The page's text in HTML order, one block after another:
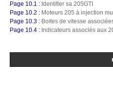
Page 10.1 : Identifier sa 205GTI
Page 10.2 : Moteurs 205 à injection
Page 10.3 : Boites de vitesse
Page 10.4 : Indicateurs associés aux